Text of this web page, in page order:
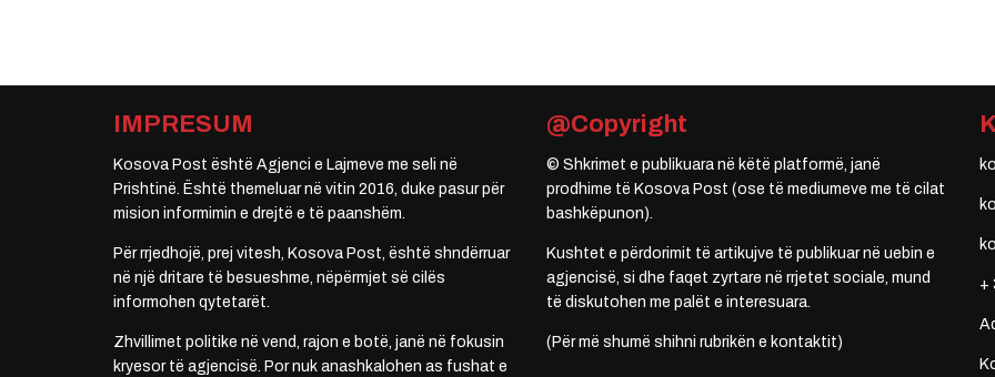
IMPRESUM
Kosova Post është Agjenci e Lajmeve me seli në
Prishtinë. Është themeluar në vitin 2016, duke pasur për
mision informimin e drejtë e të paanshëm.
Për rrjedhojë, prej vitesh, Kosova Post, është shndërruar
në një dritare të besueshme, nëpërmjet së cilës
informohen qytetarët.
Zhvillimet politike në vend, rajon e botë, janë në fokusin
kryesor të agjencisë. Por nuk anashkalohen as fushat e
@Copyright
© Shkrimet e publikuara në këtë platformë, janë
prodhime të Kosova Post (ose të mediumeve me të cilat
bashkëpunon).
Kushtet e përdorimit të artikujve të publikuar në uebin e
agjencisë, si dhe faqet zyrtare në rrjetet sociale, mund
të diskutohen me palët e interesuara.
(Për më shumë shihni rubrikën e kontaktit)
+